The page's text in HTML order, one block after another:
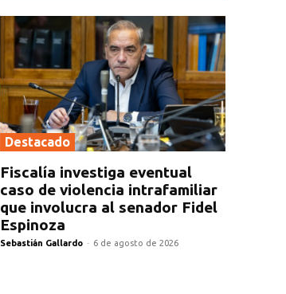
Destacado
Fiscalía investiga eventual
caso de violencia intrafamiliar
que involucra al senador Fidel
Espinoza
Sebastián Gallardo - 6 de agosto de 2026